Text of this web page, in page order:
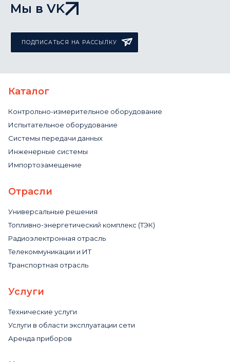
Мы в VK
ПОДПИСАТЬСЯ НА РАССЫЛКУ
Каталог
Контрольно-измерительное оборудование
Испытательное оборудование
Системы передачи данных
Инженерные системы
Импортозамещение
Отрасли
Универсальные решения
Топливно-энергетический комплекс (ТЭК)
Радиоэлектронная отрасль
Телекоммуникации и ИТ
Транспортная отрасль
Услуги
Технические услуги
Услуги в области эксплуатации сети
Аренда приборов